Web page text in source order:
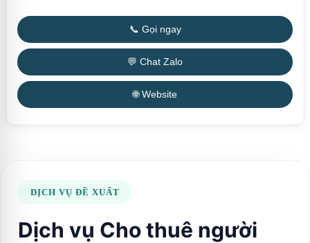
📞 Gọi ngay
💬 Chat Zalo
🌐 Website
DỊCH VỤ ĐỀ XUẤT
Dịch vụ Cho thuê người